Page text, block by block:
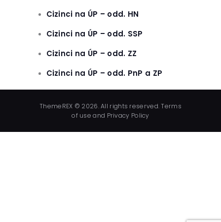
Cizinci na ÚP – odd. HN
Cizinci na ÚP – odd. SSP
Cizinci na ÚP – odd. ZZ
Cizinci na ÚP – odd. PnP a ZP
ThemeREX © 2026. All rights reserved. Terms
of use and Privacy Policy